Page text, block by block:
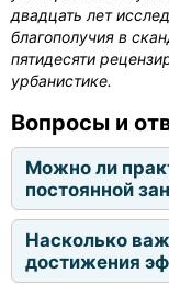
двадцать лет
благополучия в
пятидесяти
урбанистике.
Вопросы и
Можно ли
постоянной
Насколько
достижения